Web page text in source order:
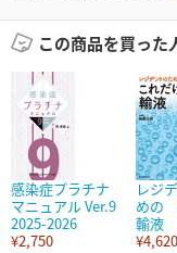
この商品を買った
感染症プラチナ
マニュアル Ver.9
2025-2026
¥2,750
レジ
めの
輸液
¥4,620